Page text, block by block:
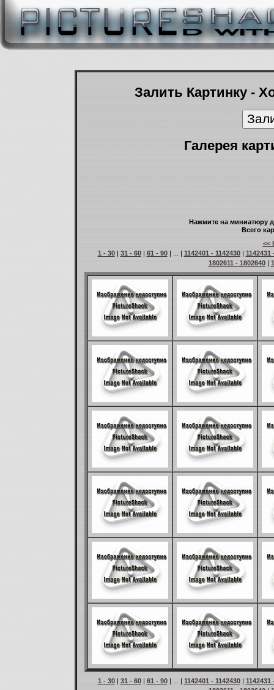
Залить Картинку -
Галерея
Нажмите на миниатюру
Всего
<<
1 - 30| 31 - 60| 61 - 90| ... | 1142401 - 1142430| 1142431
1802611 - 1802640|
1 - 30| 31 - 60| 61 - 90| ... | 1142401 - 1142430| 1142431